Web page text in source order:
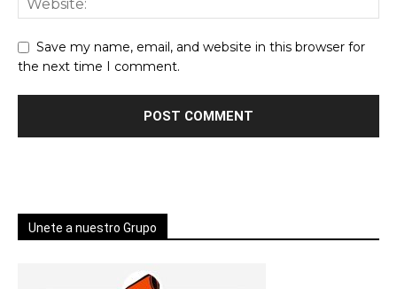
Save my name, email, and website in this browser for
the next time I comment.
Unete a nuestro Grupo